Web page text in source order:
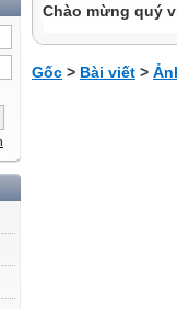
Chào mừng quý
Gốc > Bài viết >